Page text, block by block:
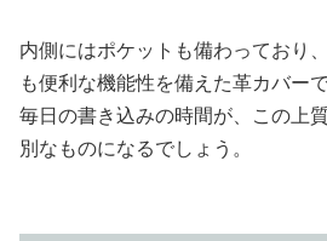
内側にはポケットも備わっており
も便利な機能性を備えた革カバーで
毎日の書き込みの時間が、この上
別なものになるでしょう。